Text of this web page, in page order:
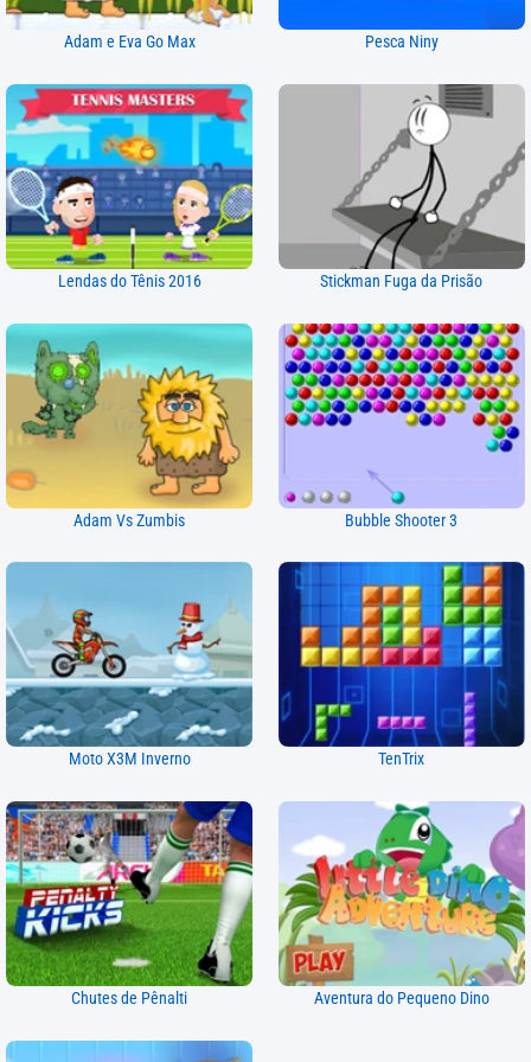
Adam e Eva Go Max Pesca Niny
Lendas do Tênis 2016 Stickman Fuga da Prisão
Adam Vs Zumbis Bubble Shooter 3
Moto X3M Inverno TenTrix
Chutes de Pênalti Aventura do Pequeno Dino